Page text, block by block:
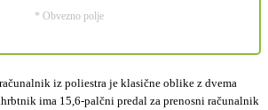
* Obvezno polje
iz poliestra je klasične oblike z dvema
ima 15,6-palčni predal za prenosni računalnik